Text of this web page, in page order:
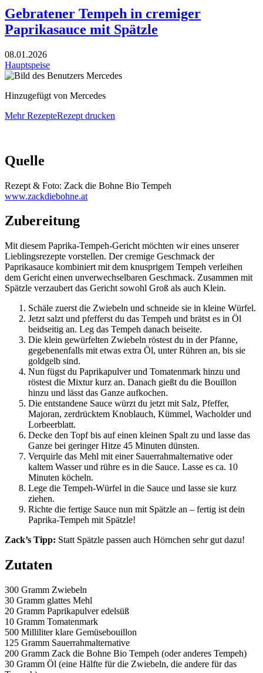
Gebratener Tempeh in cremiger
Paprikasauce mit Spätzle
08.01.2026
Hauptspeise
Hinzugefügt von Mercedes
Mehr RezepteRezept drucken
Quelle
Rezept & Foto: Zack die Bohne Bio Tempeh
www.zackdiebohne.at
Zubereitung
Mit diesem Paprika-Tempeh-Gericht möchten wir eines unserer
Lieblingsrezepte vorstellen. Der cremige Geschmack der
Paprikasauce kombiniert mit dem knusprigem Tempeh verleihen
dem Gericht einen unverwechselbaren Geschmack. Zusammen mit
Spätzle verzaubert das Gericht sowohl Groß als auch Klein.
Schäle zuerst die Zwiebeln und schneide sie in kleine Würfel.
Jetzt salzt und pfefferst du das Tempeh und brätst es in Öl
beidseitig an. Leg das Tempeh danach beiseite.
Die klein gewürfelten Zwiebeln röstest du in der Pfanne,
gegebenenfalls mit etwas extra Öl, unter Rühren an, bis sie
goldgelb sind.
Nun fügst du Paprikapulver und Tomatenmark hinzu und
röstest die Mixtur kurz an. Danach gießt du die Bouillon
hinzu und lässt das Ganze aufkochen.
Die entstandene Sauce würzt du jetzt mit Salz, Pfeffer,
Majoran, zerdrücktem Knoblauch, Kümmel, Wacholder und
Lorbeerblatt.
Decke den Topf bis auf einen kleinen Spalt zu und lasse das
Ganze bei geringer Hitze 45 Minuten dünsten.
Verquirle das Mehl mit einer Sauerrahmalternative oder
kaltem Wasser und rühre es in die Sauce. Lasse es ca. 10
Minuten köcheln.
Lege die Tempeh-Würfel in die Sauce und lasse sie kurz
ziehen.
Richte die fertige Sauce nun mit Spätzle an – fertig ist dein
Paprika-Tempeh mit Spätzle!
Zack’s Tipp: Statt Spätzle passen auch Hörnchen sehr gut dazu!
Zutaten
300 Gramm Zwiebeln
30 Gramm glattes Mehl
20 Gramm Paprikapulver edelsüß
10 Gramm Tomatenmark
500 Milliliter klare Gemüsebouillon
125 Gramm Sauerrahmalternative
200 Gramm Zack die Bohne Bio Tempeh (oder anderes Tempeh)
30 Gramm Öl (eine Hälfte für die Zwiebeln, die andere für das